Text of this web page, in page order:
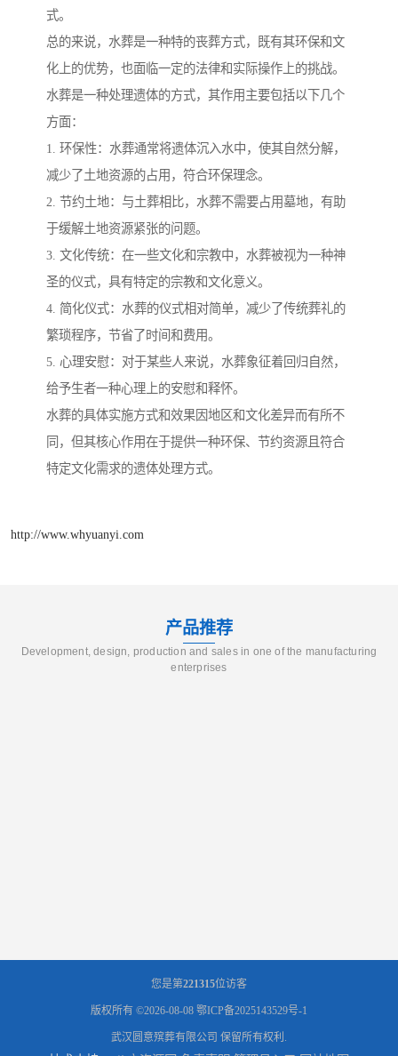
式。
总的来说，水葬是一种特的丧葬方式，既有其环保和文
化上的优势，也面临一定的法律和实际操作上的挑战。
水葬是一种处理遗体的方式，其作用主要包括以下几个
方面：
1. 环保性：水葬通常将遗体沉入水中，使其自然分解，
减少了土地资源的占用，符合环保理念。
2. 节约土地：与土葬相比，水葬不需要占用墓地，有助
于缓解土地资源紧张的问题。
3. 文化传统：在一些文化和宗教中，水葬被视为一种神
圣的仪式，具有特定的宗教和文化意义。
4. 简化仪式：水葬的仪式相对简单，减少了传统葬礼的
繁琐程序，节省了时间和费用。
5. 心理安慰：对于某些人来说，水葬象征着回归自然，
给予生者一种心理上的安慰和释怀。
水葬的具体实施方式和效果因地区和文化差异而有所不
同，但其核心作用在于提供一种环保、节约资源且符合
特定文化需求的遗体处理方式。
http://www.whyuanyi.com
产品推荐
Development, design, production and sales in one of the manufacturing
enterprises
您是第221315位访客
版权所有 ©2026-08-08 鄂ICP备2025143529号-1
武汉圆意殡葬有限公司 保留所有权利.